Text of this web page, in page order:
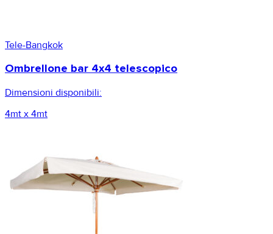
Tele-Bangkok
Ombrellone bar 4x4 telescopico
Dimensioni disponibili:
4mt x 4mt